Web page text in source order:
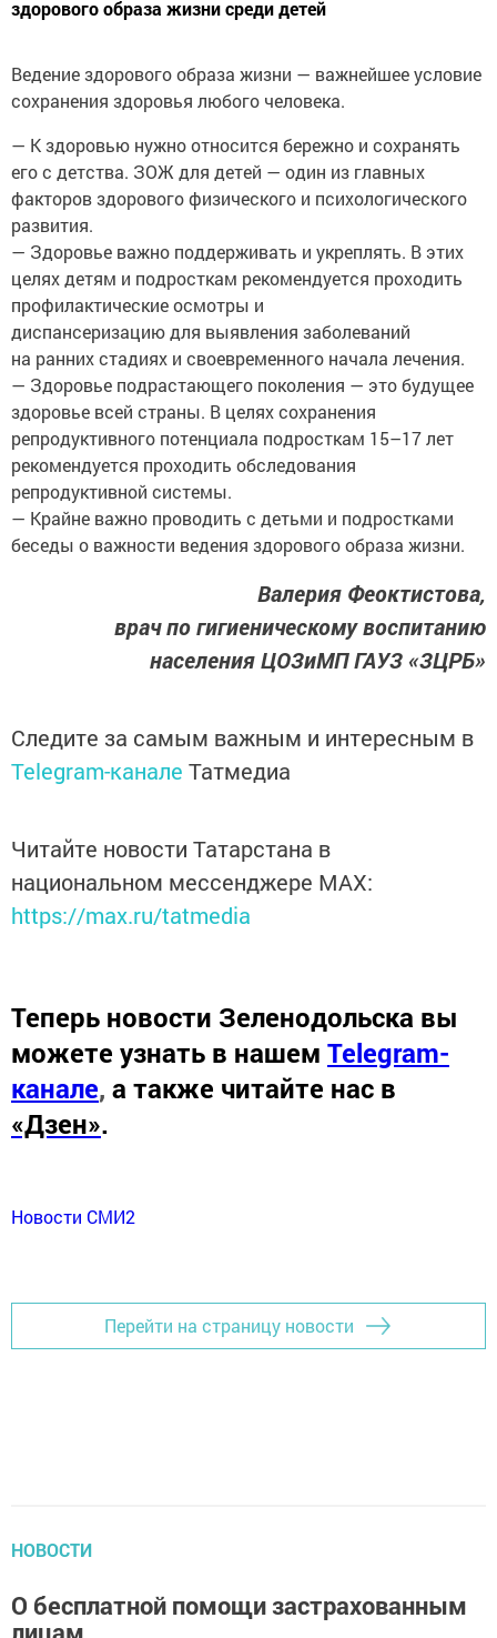
здорового образа жизни среди детей
Ведение здорового образа жизни — важнейшее условие
сохранения здоровья любого человека.
— К здоровью нужно относится бережно и сохранять
его с детства. ЗОЖ для детей — один из главных
факторов здорового физического и психологического
развития.
— Здоровье важно поддерживать и укреплять. В этих
целях детям и подросткам рекомендуется проходить
профилактические осмотры и
диспансеризацию для выявления заболеваний
на ранних стадиях и своевременного начала лечения.
— Здоровье подрастающего поколения — это будущее
здоровье всей страны. В целях сохранения
репродуктивного потенциала подросткам 15–17 лет
рекомендуется проходить обследования
репродуктивной системы.
— Крайне важно проводить с детьми и подростками
беседы о важности ведения здорового образа жизни.
Валерия Феоктистова,
врач по гигиеническому воспитанию
населения ЦОЗиМП ГАУЗ «ЗЦРБ»
Следите за самым важным и интересным в
Telegram-канале Татмедиа
Читайте новости Татарстана в
национальном мессенджере MАХ:
https://max.ru/tatmedia
Теперь новости Зеленодольска вы
можете узнать в нашем Telegram-
канале, а также читайте нас в
«Дзен».
Новости СМИ2
Перейти на страницу новости
НОВОСТИ
О бесплатной помощи застрахованным
лицам